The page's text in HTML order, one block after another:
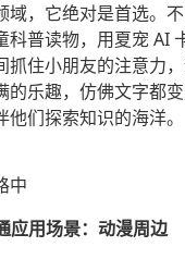
域，它绝对是首选。
科普读物，用夏宠 AI
抓住小朋友的注意力
的乐趣，仿佛文字都
们探索知识的海洋。
中
应用场景：动漫周边